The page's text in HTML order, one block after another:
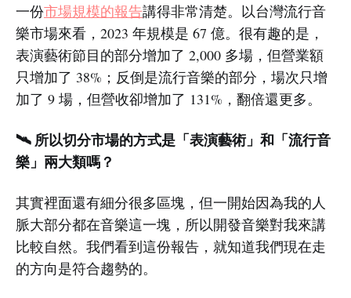
一份市場規模的報告講得非常清楚。以台灣流行音
樂市場來看，2023 年規模是 67 億。很有趣的是，
表演藝術節目的部分增加了 2,000 多場，但營業額
只增加了 38%；反倒是流行音樂的部分，場次只增
加了 9 場，但營收卻增加了 131%，翻倍還更多。
🛰️ 所以切分市場的方式是「表演藝術」和「流行音
樂」兩大類嗎？
其實裡面還有細分很多區塊，但一開始因為我的人
脈大部分都在音樂這一塊，所以開發音樂對我來講
比較自然。我們看到這份報告，就知道我們現在走
的方向是符合趨勢的。